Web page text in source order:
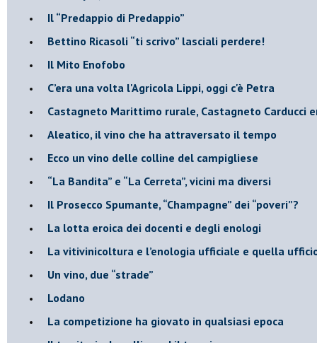
Il “Predappio di Predappio”
Bettino Ricasoli “ti scrivo” lasciali perdere!
Il Mito Enofobo
​C’era una volta l'Agricola Lippi, oggi c'è Petra
​Castagneto Marittimo rurale, Castagneto Carducci
Aleatico, il vino che ha attraversato il tempo
Ecco un vino delle colline del campigliese
“La Bandita” e “La Cerreta”, vicini ma diversi
​Il Prosecco Spumante, “Champagne” dei “poveri”?
​La lotta eroica dei docenti e degli enologi
​La vitivinicoltura e l’enologia ufficiale e quella
​Un vino, due “strade”
Lodano
​La competizione ha giovato in qualsiasi epoca